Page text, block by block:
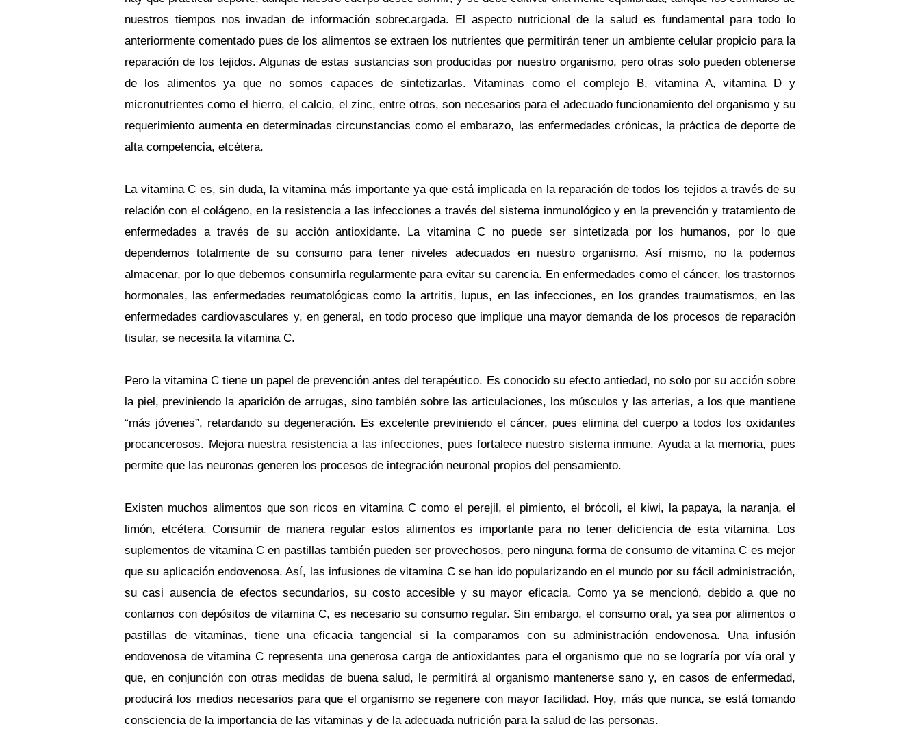
nuestros tiempos nos invadan de información sobrecargada. El aspecto nutricional de la salud es fundamental para todo lo
anteriormente comentado pues de los alimentos se extraen los nutrientes que permitirán tener un ambiente celular propicio para la
reparación de los tejidos. Algunas de estas sustancias son producidas por nuestro organismo, pero otras solo pueden obtenerse
de los alimentos ya que no somos capaces de sintetizarlas. Vitaminas como el complejo B, vitamina A, vitamina D y
micronutrientes como el hierro, el calcio, el zinc, entre otros, son necesarios para el adecuado funcionamiento del organismo y su
requerimiento aumenta en determinadas circunstancias como el embarazo, las enfermedades crónicas, la práctica de deporte de
alta competencia, etcétera.
La vitamina C es, sin duda, la vitamina más importante ya que está implicada en la reparación de todos los tejidos a través de su
relación con el colágeno, en la resistencia a las infecciones a través del sistema inmunológico y en la prevención y tratamiento de
enfermedades a través de su acción antioxidante. La vitamina C no puede ser sintetizada por los humanos, por lo que
dependemos totalmente de su consumo para tener niveles adecuados en nuestro organismo. Así mismo, no la podemos
almacenar, por lo que debemos consumirla regularmente para evitar su carencia. En enfermedades como el cáncer, los trastornos
hormonales, las enfermedades reumatológicas como la artritis, lupus, en las infecciones, en los grandes traumatismos, en las
enfermedades cardiovasculares y, en general, en todo proceso que implique una mayor demanda de los procesos de reparación
tisular, se necesita la vitamina C.
Pero la vitamina C tiene un papel de prevención antes del terapéutico. Es conocido su efecto antiedad, no solo por su acción sobre
la piel, previniendo la aparición de arrugas, sino también sobre las articulaciones, los músculos y las arterias, a los que mantiene
“más jóvenes”, retardando su degeneración. Es excelente previniendo el cáncer, pues elimina del cuerpo a todos los oxidantes
procancerosos. Mejora nuestra resistencia a las infecciones, pues fortalece nuestro sistema inmune. Ayuda a la memoria, pues
permite que las neuronas generen los procesos de integración neuronal propios del pensamiento.
Existen muchos alimentos que son ricos en vitamina C como el perejil, el pimiento, el brócoli, el kiwi, la papaya, la naranja, el
limón, etcétera. Consumir de manera regular estos alimentos es importante para no tener deficiencia de esta vitamina. Los
suplementos de vitamina C en pastillas también pueden ser provechosos, pero ninguna forma de consumo de vitamina C es mejor
que su aplicación endovenosa. Así, las infusiones de vitamina C se han ido popularizando en el mundo por su fácil administración,
su casi ausencia de efectos secundarios, su costo accesible y su mayor eficacia. Como ya se mencionó, debido a que no
contamos con depósitos de vitamina C, es necesario su consumo regular. Sin embargo, el consumo oral, ya sea por alimentos o
pastillas de vitaminas, tiene una eficacia tangencial si la comparamos con su administración endovenosa. Una infusión
endovenosa de vitamina C representa una generosa carga de antioxidantes para el organismo que no se lograría por vía oral y
que, en conjunción con otras medidas de buena salud, le permitirá al organismo mantenerse sano y, en casos de enfermedad,
producirá los medios necesarios para que el organismo se regenere con mayor facilidad. Hoy, más que nunca, se está tomando
consciencia de la importancia de las vitaminas y de la adecuada nutrición para la salud de las personas.